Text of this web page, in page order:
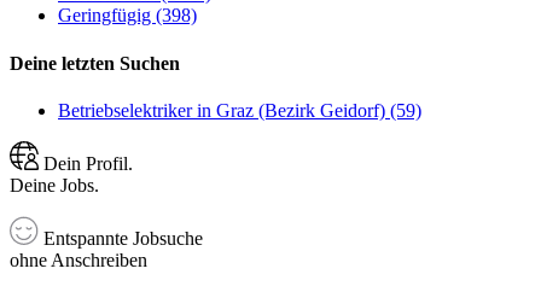
Geringfügig (398)
Deine letzten Suchen
Betriebselektriker in Graz (Bezirk Geidorf) (59)
Dein Profil.
Deine Jobs.
Entspannte Jobsuche
ohne Anschreiben